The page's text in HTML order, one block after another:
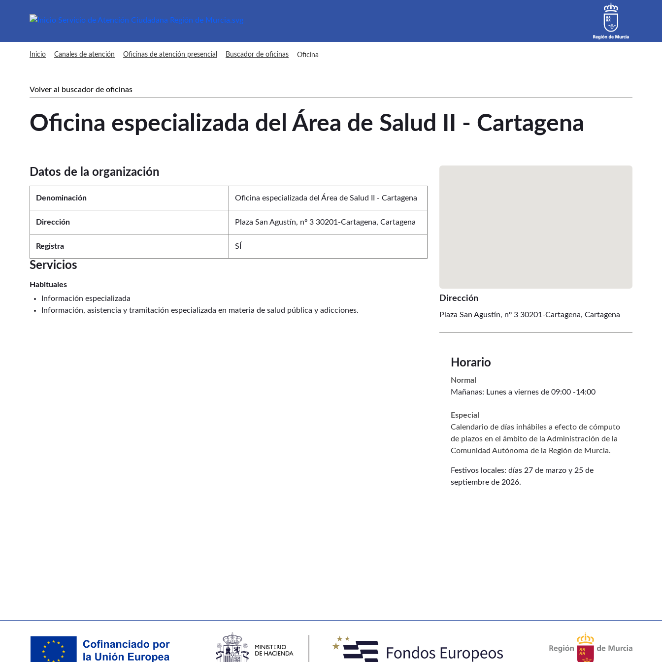
sac Oficina
Inicio Canales de atención Oficinas de atención presencial Buscador de oficinas Oficina
Volver al buscador de oficinas
Oficina especializada del Área de Salud II - Cartagena
Datos de la organización
Denominación Oficina especializada del Área de Salud II - Cartagena
Dirección Plaza San Agustín, nº 3 30201-Cartagena, Cartagena
Registra SÍ
Servicios
Habituales
Información especializada
Información, asistencia y tramitación especializada en materia de salud pública y adicciones.
Dirección
Plaza San Agustín, nº 3 30201-Cartagena, Cartagena
Horario
Normal
Mañanas: Lunes a viernes de 09:00 -14:00
Especial
Calendario de días inhábiles a efecto de cómputo
de plazos en el ámbito de la Administración de la
Comunidad Autónoma de la Región de Murcia.
Festivos locales: días 27 de marzo y 25 de
septiembre de 2026.